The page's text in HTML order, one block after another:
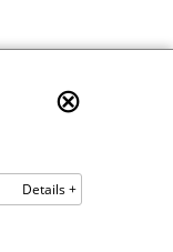
⊗
Details +